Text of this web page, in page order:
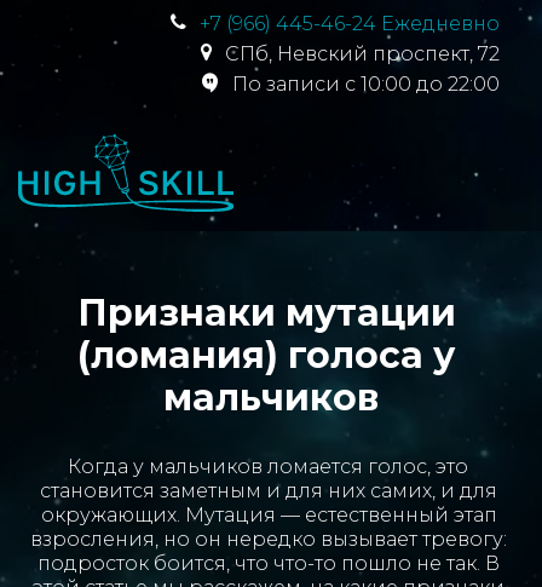
+7 (966) 445-46-24 Ежедневно
СПб, Невский проспект, 72
По записи с 10:00 до 22:00
Признаки мутации
(ломания) голоса у
мальчиков
Когда у мальчиков ломается голос, это
становится заметным и для них самих, и для
окружающих. Мутация — естественный этап
взросления, но он нередко вызывает тревогу:
подросток боится, что что-то пошло не так. В